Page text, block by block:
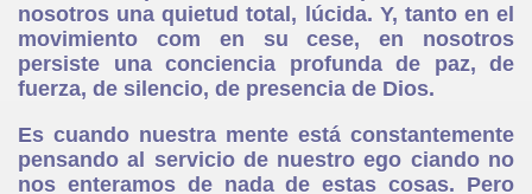
nosotros una quietud total, lúcida. Y, tanto en el
movimiento com en su cese, en nosotros
persiste una conciencia profunda de paz, de
fuerza, de silencio, de presencia de Dios.
Es cuando nuestra mente está constantemente
pensando al servicio de nuestro ego ciando no
nos enteramos de nada de estas cosas. Pero